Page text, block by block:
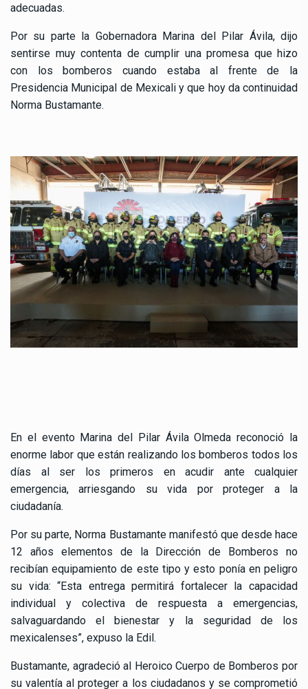
adecuadas.
Por su parte la Gobernadora Marina del Pilar Ávila, dijo
sentirse muy contenta de cumplir una promesa que hizo
con los bomberos cuando estaba al frente de la
Presidencia Municipal de Mexicali y que hoy da continuidad
Norma Bustamante.
En el evento Marina del Pilar Ávila Olmeda reconoció la
enorme labor que están realizando los bomberos todos los
días al ser los primeros en acudir ante cualquier
emergencia, arriesgando su vida por proteger a la
ciudadanía.
Por su parte, Norma Bustamante manifestó que desde hace
12 años elementos de la Dirección de Bomberos no
recibían equipamiento de este tipo y esto ponía en peligro
su vida: “Esta entrega permitirá fortalecer la capacidad
individual y colectiva de respuesta a emergencias,
salvaguardando el bienestar y la seguridad de los
mexicalenses”, expuso la Edil.
Bustamante, agradeció al Heroico Cuerpo de Bomberos por
su valentía al proteger a los ciudadanos y se comprometió